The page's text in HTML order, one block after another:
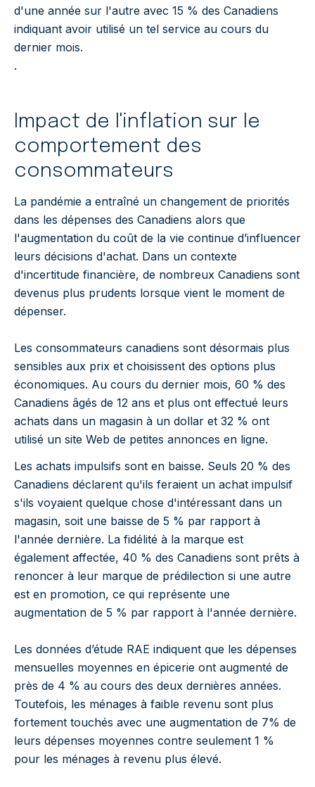
d'une année sur l'autre avec 15 % des Canadiens
indiquant avoir utilisé un tel service au cours du
dernier mois.
.
Impact de l'inflation sur le
comportement des
consommateurs
La pandémie a entraîné un changement de priorités
dans les dépenses des Canadiens alors que
l'augmentation du coût de la vie continue d’influencer
leurs décisions d'achat. Dans un contexte
d'incertitude financière, de nombreux Canadiens sont
devenus plus prudents lorsque vient le moment de
dépenser.
Les consommateurs canadiens sont désormais plus
sensibles aux prix et choisissent des options plus
économiques. Au cours du dernier mois, 60 % des
Canadiens âgés de 12 ans et plus ont effectué leurs
achats dans un magasin à un dollar et 32 % ont
utilisé un site Web de petites annonces en ligne.
Les achats impulsifs sont en baisse. Seuls 20 % des
Canadiens déclarent qu'ils feraient un achat impulsif
s'ils voyaient quelque chose d'intéressant dans un
magasin, soit une baisse de 5 % par rapport à
l'année dernière. La fidélité à la marque est
également affectée, 40 % des Canadiens sont prêts à
renoncer à leur marque de prédilection si une autre
est en promotion, ce qui représente une
augmentation de 5 % par rapport à l'année dernière.
Les données d’étude RAE indiquent que les dépenses
mensuelles moyennes en épicerie ont augmenté de
près de 4 % au cours des deux dernières années.
Toutefois, les ménages à faible revenu sont plus
fortement touchés avec une augmentation de 7% de
leurs dépenses moyennes contre seulement 1 %
pour les ménages à revenu plus élevé.